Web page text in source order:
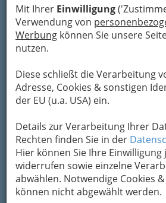
Mit Ihrer Einwilligung
Verwendung von
Werbung können Sie unsere
nutzen.
Diese schließt die Verarbeitung
Adresse, Cookies & sonstigen
der EU (u.a. USA) ein.
Details zur Verarbeitung Ihrer
Rechten finden Sie in der
Hier können Sie Ihre Einwilligung
widerrufen sowie einzelne
abwählen. Notwendige Cookies
können nicht abgewählt werden.
Musikform.
Reggae entstand Ende
der 1960er Jahre unter
Musikrichtungen wie
Country und Jazz, die in
empfangen wurden, aus seinen
entwickelte sich seitdem
bedeutendsten Richtungen
Musik.
Die ursprüngliche
„Reggae“ ist unklar. Manche
Marley – leiten es von dem